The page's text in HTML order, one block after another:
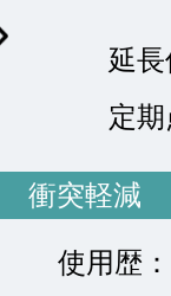
延
定
衝突軽減
使用歴